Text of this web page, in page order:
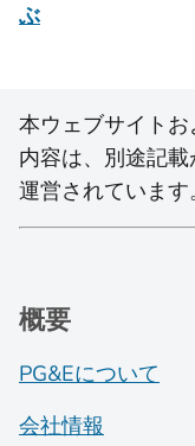
ぶ
本ウェブサイト
内容は、別途記
運営されています。
概要
PG&Eについて
会社情報